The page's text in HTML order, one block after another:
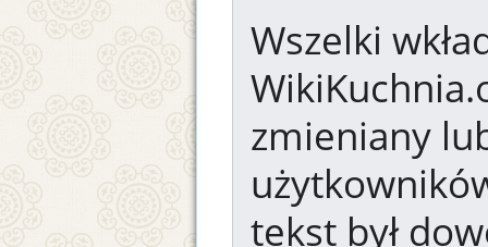
Wszelki
zmieniany
tekst był